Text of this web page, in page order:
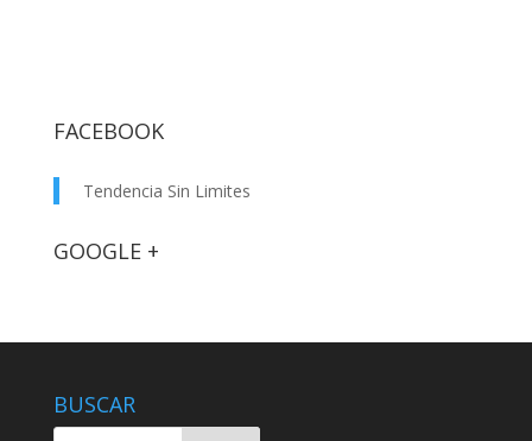
FACEBOOK
Tendencia Sin Limites
GOOGLE +
BUSCAR